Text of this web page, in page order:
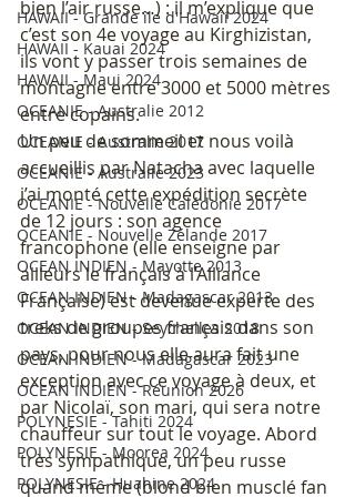
HAWAII - Grande île d'Hawaii 2024
HAWAII - Kauai 2024
HAWAII - Maui 2024
OCEANIE - Australie 2012
OCEANIE - Australie 2017
OCEANIE - Australie 2023
OCEANIE - Nouvelle Calédonie 2017
OCEANIE - Nouvelle Zélande 2017
OCEAN INDIEN - Mayotte 2013
OCEAN INDIEN - Madagascar 2013
OCEAN INDIEN - Seychelles 2018
OCEAN INDIEN - Madagascar 2023
OCEAN INDIEN - Réunion 2026
POLYNESIE - Tahiti 2024
POLYNESIE - Moorea 2024
POLYNESIE - Huahine 2024
bien l’air russe…) : il m’explique que
c’est son 4e voyage au Kirghizistan,
ils vont y passer trois semaines de
montagne entre 3000 et 5000 mètres
entre copains.
Un peu de sommeil et nous voilà
accueillis par Natacha avec laquelle
j’ai monté cette expédition secrète
de 12 jours : son agence
francophone (elle enseigne par
ailleurs le français à l’Alliance
Française) est devenue experte des
treks de groupes français dans son
pays, pour nous elle aura fait une
exception avec ce voyage à deux, et
par Nicolaï, son mari, qui sera notre
chauffeur sur tout le voyage. Abord
très sympathique, un peu russe
quand même (blond bien musclé fan